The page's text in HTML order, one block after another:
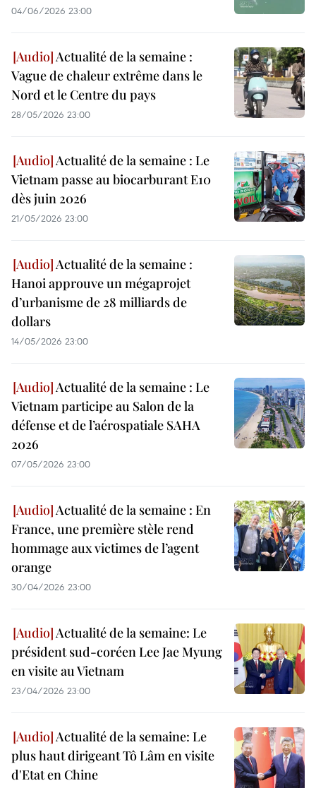
04/06/2026 23:00
Actualité de la semaine :
Vague de chaleur extrême dans le
Nord et le Centre du pays
28/05/2026 23:00
Actualité de la semaine : Le
Vietnam passe au biocarburant E10
dès juin 2026
21/05/2026 23:00
Actualité de la semaine :
Hanoi approuve un mégaprojet
d’urbanisme de 28 milliards de
dollars
14/05/2026 23:00
Actualité de la semaine : Le
Vietnam participe au Salon de la
défense et de l’aérospatiale SAHA
2026
07/05/2026 23:00
Actualité de la semaine : En
France, une première stèle rend
hommage aux victimes de l’agent
orange
30/04/2026 23:00
Actualité de la semaine: Le
président sud-coréen Lee Jae Myung
en visite au Vietnam
23/04/2026 23:00
Actualité de la semaine: Le
plus haut dirigeant Tô Lâm en visite
d'Etat en Chine